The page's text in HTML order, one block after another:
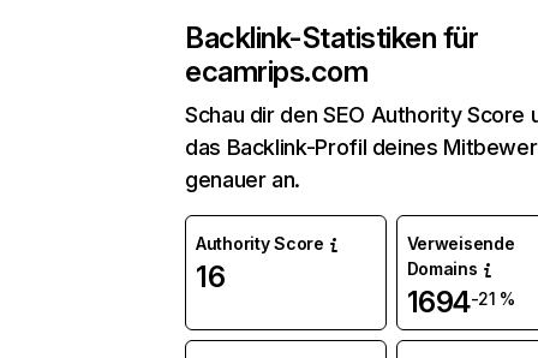
Backlink-Statistiken für
ecamrips.com
Schau dir den SEO Authority Score
das Backlink-Profil deines
genauer an.
Authority Score
16
Verweisende
Domains
1694-21 %